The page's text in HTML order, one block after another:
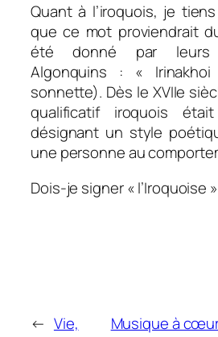
Quant à l’iroquois, je
que ce mot proviendrait
été donné par leurs
Algonquins : «
sonnette). Dès le XVIIe
qualificatif iroquois
désignant un style
une personne au
Dois-je signer « l’Iroquoise
← Vie,
Musique à